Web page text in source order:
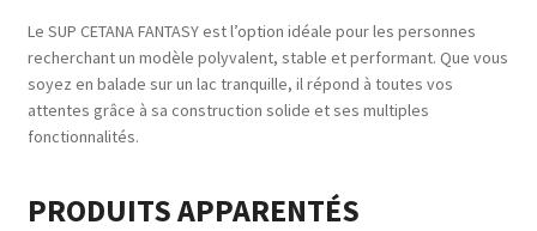
Le SUP CETANA FANTASY est l’option idéale pour les personnes
recherchant un modèle polyvalent, stable et performant. Que vous
soyez en balade sur un lac tranquille, il répond à toutes vos
attentes grâce à sa construction solide et ses multiples
fonctionnalités.
PRODUITS APPARENTÉS